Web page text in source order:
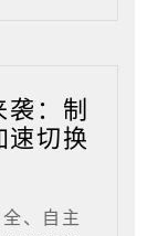
：制
速切换
、自主